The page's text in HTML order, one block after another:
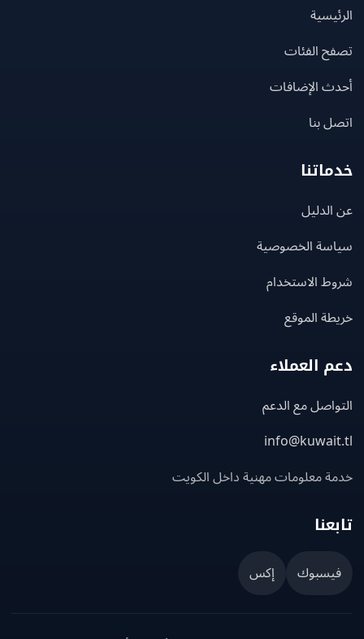
الفئات
الإضافات
بنا
الخصوصية
الاستخدام
الموقع
العملاء
مع الدعم
معلومات مهنية داخل الكويت
إكس